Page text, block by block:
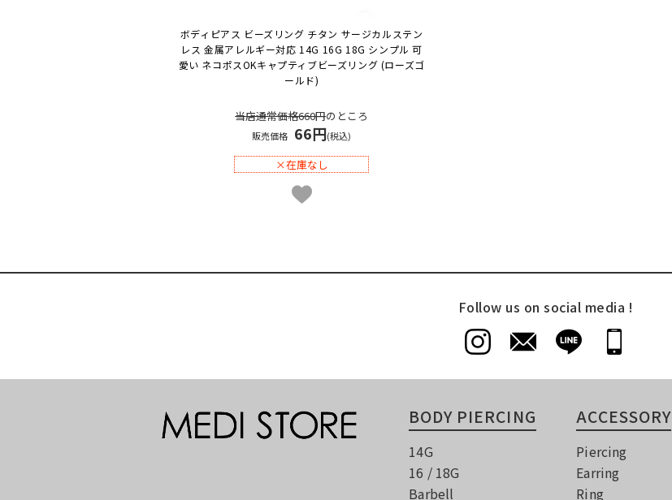
ボディピアス ビーズリング チタン サージカルステン
レス 金属アレルギー対応 14G 16G 18G シンプル 可
愛い ネコポスOKキャプティブビーズリング (ローズゴ
ールド)
当店通常価格660円のところ
販売価格 66円(税込)
×在庫なし
Follow us on social media !
BODY PIERCING
14G
16 / 18G
Barbell
ACCESSORY
Piercing
Earring
Ring